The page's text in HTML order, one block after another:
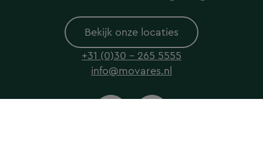
Bekijk onze locaties
+31 (0)30 - 265 5555
info@movares.nl